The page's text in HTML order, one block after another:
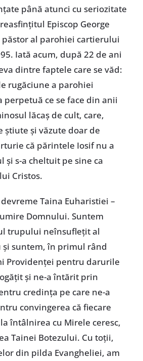
până atunci cu seriozitate
Episcop George
al parohiei cartierului
Iată acum, după 22 de ani
dintre faptele care se văd:
rugăciune a parohiei
perpetuă ce se face din anii
lăcaș de cult, care,
știute și văzute doar de
că părintele Iosif nu a
și s-a cheltuit pe sine ca
Cristos.
Taina Euharistiei –
Domnului. Suntem
trupului neînsuflețit al
suntem, în primul rând
Providenței pentru darurile
și ne-a întărit prin
credința pe care ne-a
convingerea că fiecare
întâlnirea cu Mirele ceresc,
Tainei Botezului. Cu toții,
din pilda Evangheliei, am